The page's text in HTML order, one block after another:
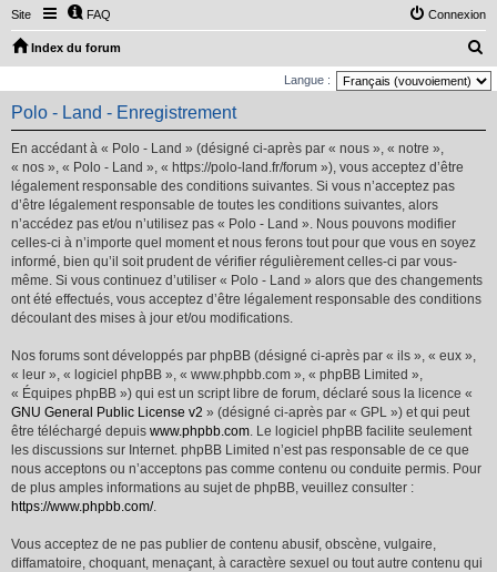
Site FAQ Connexion
Index du forum
e
Langue :
Polo - Land - Enregistrement
En accédant à « Polo - Land » (désigné ci-après par « nous », « notre »,
« nos », « Polo - Land », « https://polo-land.fr/forum »), vous acceptez d’être
légalement responsable des conditions suivantes. Si vous n’acceptez pas
d’être légalement responsable de toutes les conditions suivantes, alors
n’accédez pas et/ou n’utilisez pas « Polo - Land ». Nous pouvons modifier
celles-ci à n’importe quel moment et nous ferons tout pour que vous en soyez
informé, bien qu’il soit prudent de vérifier régulièrement celles-ci par vous-
même. Si vous continuez d’utiliser « Polo - Land » alors que des changements
ont été effectués, vous acceptez d’être légalement responsable des conditions
découlant des mises à jour et/ou modifications.
Nos forums sont développés par phpBB (désigné ci-après par « ils », « eux »,
« leur », « logiciel phpBB », « www.phpbb.com », « phpBB Limited »,
« Équipes phpBB ») qui est un script libre de forum, déclaré sous la licence «
GNU General Public License v2 » (désigné ci-après par « GPL ») et qui peut
être téléchargé depuis www.phpbb.com. Le logiciel phpBB facilite seulement
les discussions sur Internet. phpBB Limited n’est pas responsable de ce que
nous acceptons ou n’acceptons pas comme contenu ou conduite permis. Pour
de plus amples informations au sujet de phpBB, veuillez consulter :
https://www.phpbb.com/.
Vous acceptez de ne pas publier de contenu abusif, obscène, vulgaire,
diffamatoire, choquant, menaçant, à caractère sexuel ou tout autre contenu qui